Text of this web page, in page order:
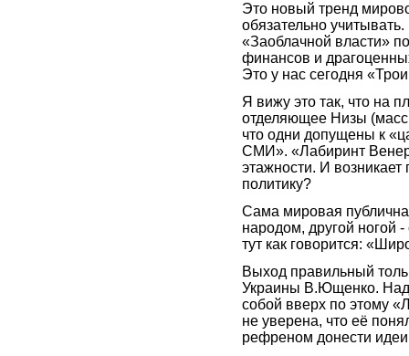
Это новый тренд
обязательно
«Заоблачной власти»
финансов и
Это у нас сегодня
Я вижу это так, что на
отделяющее Низы
что одни допущены к
СМИ». «Лабиринт
этажности. И
политику?
Сама мировая
народом, другой ногой
тут как говорится:
Выход правильный
Украины В.Ющенко.
собой вверх по этому
не уверена, что её
рефреном донести идеи